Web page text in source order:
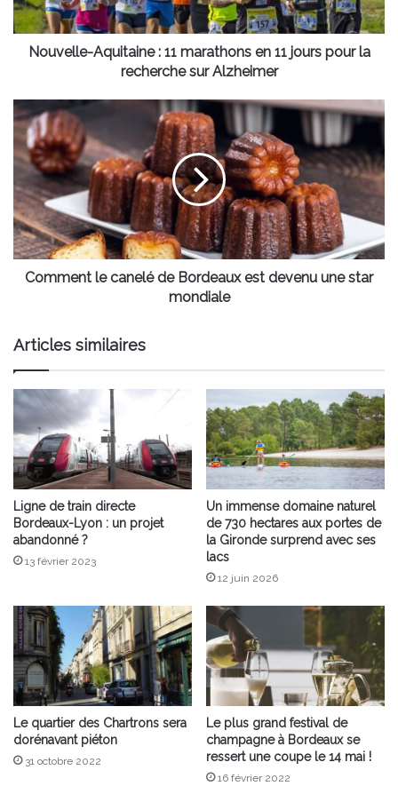
jours
pour
Alzheimer
Nouvelle-Aquitaine : 11 marathons en 11 jours pour la
recherche sur Alzheimer
Comment
le
canelé
de
Bordeaux
est
devenu
une
star
mondiale
Comment le canelé de Bordeaux est devenu une star
mondiale
Articles similaires
Ligne de train directe
Bordeaux-Lyon : un projet
abandonné ?
13 février 2023
Un immense domaine naturel
de 730 hectares aux portes de
la Gironde surprend avec ses
lacs
12 juin 2026
Le quartier des Chartrons sera
dorénavant piéton
31 octobre 2022
Le plus grand festival de
champagne à Bordeaux se
ressert une coupe le 14 mai !
16 février 2022